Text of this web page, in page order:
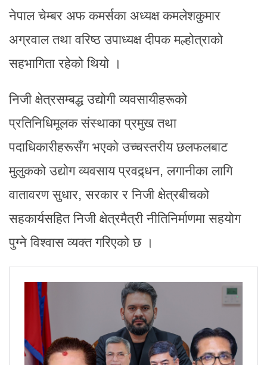
नेपाल चेम्बर अफ कमर्सका अध्यक्ष कमलेशकुमार
अग्रवाल तथा वरिष्ठ उपाध्यक्ष दीपक मल्होत्राको
सहभागिता रहेको थियो ।
निजी क्षेत्रसम्बद्ध उद्योगी व्यवसायीहरूको
प्रतिनिधिमूलक संस्थाका प्रमुख तथा
पदाधिकारीहरूसँग भएको उच्चस्तरीय छलफलबाट
मुलुकको उद्योग व्यवसाय प्रवद्र्धन, लगानीका लागि
वातावरण सुधार, सरकार र निजी क्षेत्रबीचको
सहकार्यसहित निजी क्षेत्रमैत्री नीतिनिर्माणमा सहयोग
पुग्ने विश्वास व्यक्त गरिएको छ ।